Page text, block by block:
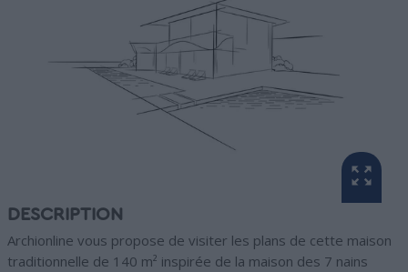
DESCRIPTION
Archionline vous propose de visiter les plans de cette maison
traditionnelle de 140 m² inspirée de la maison des 7 nains